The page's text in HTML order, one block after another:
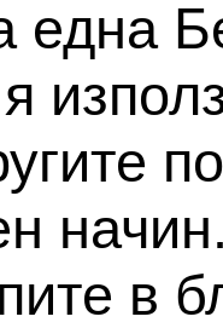
една
в